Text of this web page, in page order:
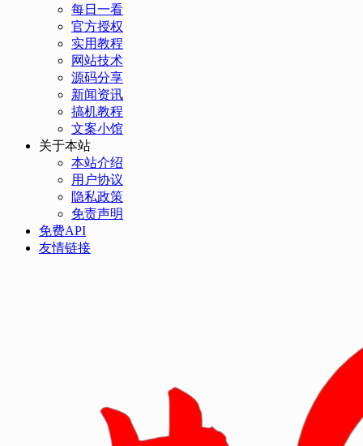
每日一看
官方授权
实用教程
网站技术
源码分享
新闻资讯
搞机教程
文案小馆
关于本站
本站介绍
用户协议
隐私政策
免责声明
免费API
友情链接